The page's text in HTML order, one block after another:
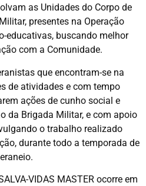
as Unidades do Corpo de
presentes na Operação
educativas, buscando melhor
com a Comunidade.
que encontram-se na
de atividades e com tempo
ações de cunho social e
da Brigada Militar, e com apoio
o trabalho realizado
durante todo a temporada de
VIDAS MASTER ocorre em